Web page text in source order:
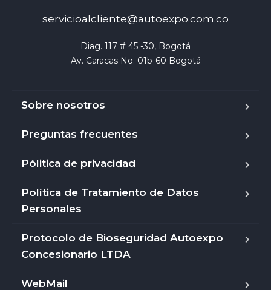
servicioalcliente@autoexpo.com.co
Diag. 117 # 45 -30, Bogotá
Av. Caracas No. 01b-60 Bogotá
Sobre nosotros
Preguntas frecuentes
Pólitica de privacidad
Política de Tratamiento de Datos
Personales
Protocolo de Bioseguridad Autoexpo
Concesionario LTDA
WebMail